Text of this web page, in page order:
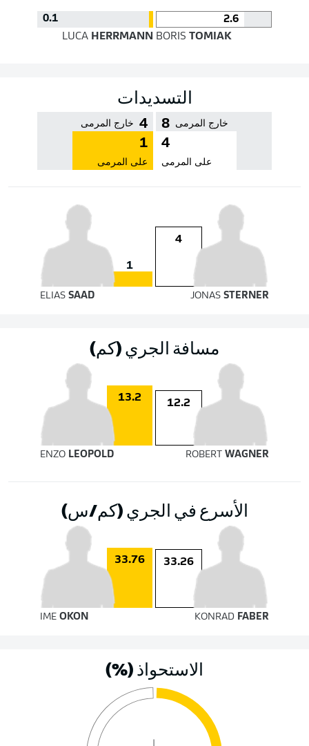
2.6
0.1
BORIS TOMIAK
LUCA HERRMANN
التسديدات
8 خارج المرمى
4
على المرمى
4 خارج المرمى
1
على المرمى
4
1
ELIAS SAAD JONASSTERNER
مسافة الجري (كم)
12.2
13.2
ENZO LEOPOLD ROBERTWAGNER
الأسرع في الجري (كم/س)
33.26
33.76
IME OKON KONRAD FABER
الاستحواذ (%)